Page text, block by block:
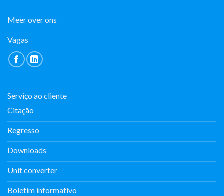
Meer over ons
Vagas
Serviço ao cliente
Citação
Regresso
Downloads
Unit converter
Boletim informativo